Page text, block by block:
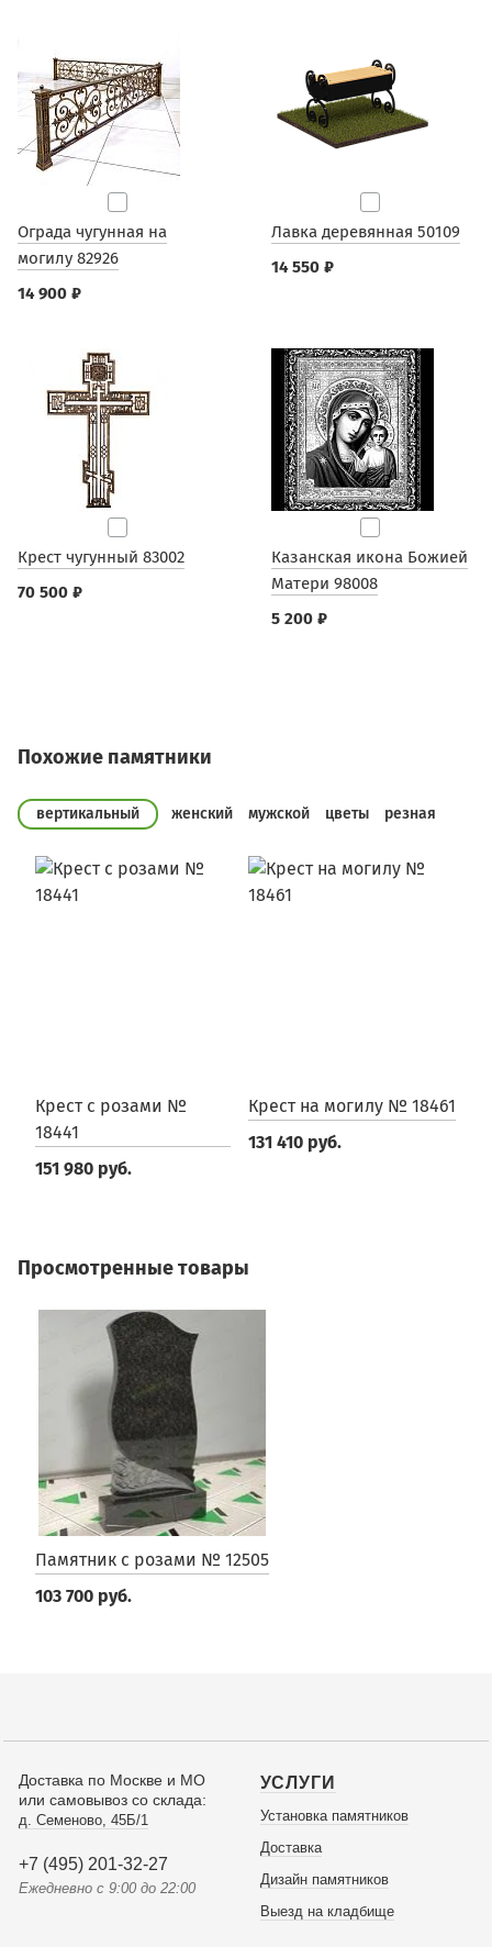
Ограда чугунная на
могилу 82926
14 900 ₽
Лавка деревянная 50109
14 550 ₽
Крест чугунный 83002
70 500 ₽
Казанская икона Божией
Матери 98008
5 200 ₽
Похожие памятники
вертикальный женский мужской цветы резная
Крест с розами №
18441
151 980 руб.
Крест на могилу № 18461
131 410 руб.
Просмотренные товары
Памятник с розами № 12505
103 700 руб.
Доставка по Москве и МО
или самовывоз со склада:
д. Семеново, 45Б/1
+7 (495) 201-32-27
Ежедневно с 9:00 до 22:00
УСЛУГИ
Установка памятников
Доставка
Дизайн памятников
Выезд на кладбище